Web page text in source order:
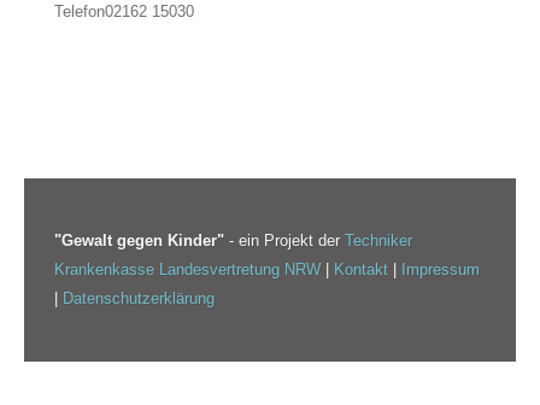
Telefon02162 15030
"Gewalt gegen Kinder" - ein Projekt der Techniker
Krankenkasse Landesvertretung NRW
Kontakt
Impressum
Datenschutzerklärung